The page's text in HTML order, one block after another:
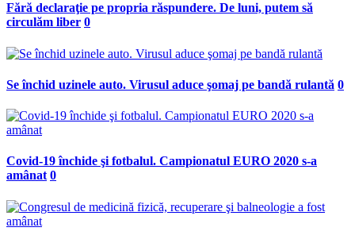
Fără declaraţie pe propria răspundere. De luni, putem să
circulăm liber 0
Se închid uzinele auto. Virusul aduce şomaj pe bandă rulantă 0
Covid-19 închide şi fotbalul. Campionatul EURO 2020 s-a
amânat 0